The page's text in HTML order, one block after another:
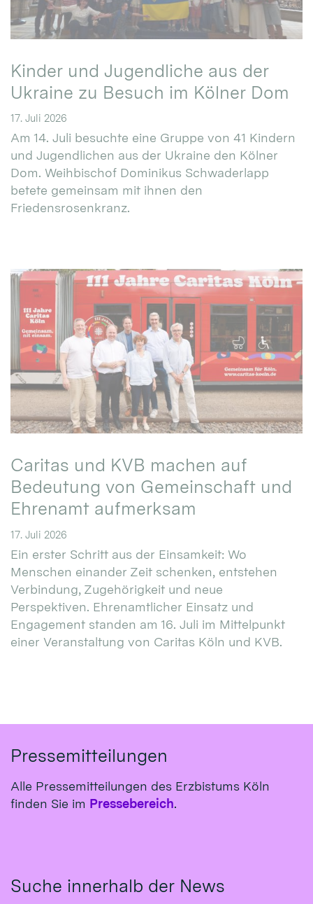
Kinder und Jugendliche aus der
Ukraine zu Besuch im Kölner Dom
17. Juli 2026
Am 14. Juli besuchte eine Gruppe von 41 Kindern
und Jugendlichen aus der Ukraine den Kölner
Dom. Weihbischof Dominikus Schwaderlapp
betete gemeinsam mit ihnen den
Friedensrosenkranz.
Caritas und KVB machen auf
Bedeutung von Gemeinschaft und
Ehrenamt aufmerksam
17. Juli 2026
Ein erster Schritt aus der Einsamkeit: Wo
Menschen einander Zeit schenken, entstehen
Verbindung, Zugehörigkeit und neue
Perspektiven. Ehrenamtlicher Einsatz und
Engagement standen am 16. Juli im Mittelpunkt
einer Veranstaltung von Caritas Köln und KVB.
Pressemitteilungen
Alle Pressemitteilungen des Erzbistums Köln
finden Sie im Pressebereich.
Suche innerhalb der News